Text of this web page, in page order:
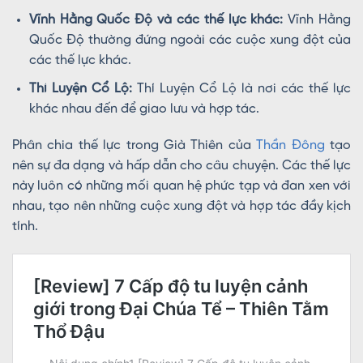
Vĩnh Hằng Quốc Độ và các thế lực khác: Vĩnh Hằng
Quốc Độ thường đứng ngoài các cuộc xung đột của
các thế lực khác.
Thí Luyện Cổ Lộ:Thí Luyện Cổ Lộ là nơi các thế lực
khác nhau đến để giao lưu và hợp tác.
Phân chia thế lực trong Già Thiên củaThần Đông tạo
nên sự đa dạng và hấp dẫn cho câu chuyện. Các thế lực
này luôn có những mối quan hệ phức tạp và đan xen với
nhau, tạo nên những cuộc xung đột và hợp tác đầy kịch
tính.